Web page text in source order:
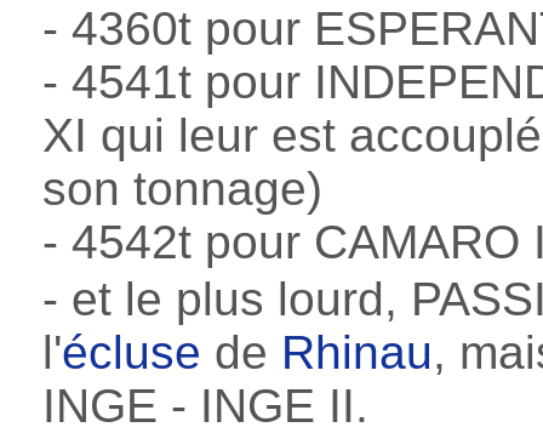
- 4360t pour
- 4541t pour
XI qui leur est
son tonnage)
- 4542t pour
- et le plus lourd,
l'écluse de Rhinau,
INGE - INGE II.